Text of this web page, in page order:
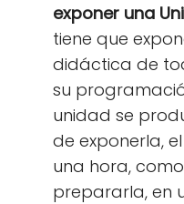
exponer una
tiene que
didáctica de
su
unidad se
de exponerla,
una hora,
prepararla, en